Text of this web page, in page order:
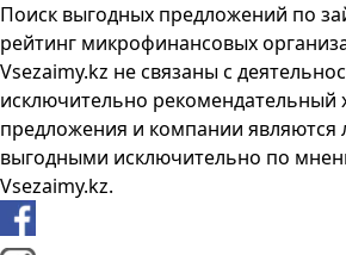
Поиск выгодных предложений по
рейтинг микрофинансовых
Vsezaimy.kz не связаны с
исключительно рекомендательный
предложения и компании
выгодными исключительно по
Vsezaimy.kz.